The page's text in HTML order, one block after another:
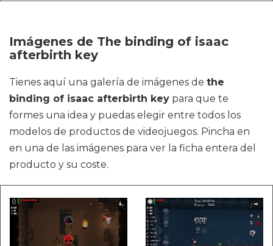
Imágenes de The binding of isaac
afterbirth key
Tienes aquí una galería de imágenes de the
binding of isaac afterbirth key para que te
formes una idea y puedas elegir entre todos los
modelos de productos de videojuegos. Pincha en
en una de las imágenes para ver la ficha entera del
producto y su coste.